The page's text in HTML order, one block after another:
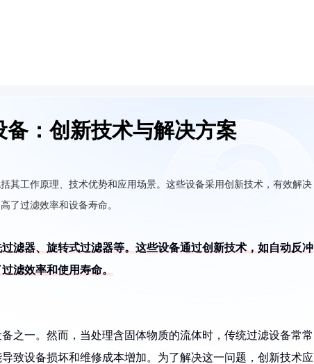
：创新技术与解决方案
其工作原理、技术优势和应用场景。这些设备采用创新技术，有效解决
了过滤效率和设备寿命。
滤器、旋转式过滤器等。这些设备通过创新技术，如自动反冲
滤效率和使用寿命。
之一。然而，当处理含固体物质的流体时，传统过滤设备常常
致设备损坏和维修成本增加。为了解决这一问题，创新技术应